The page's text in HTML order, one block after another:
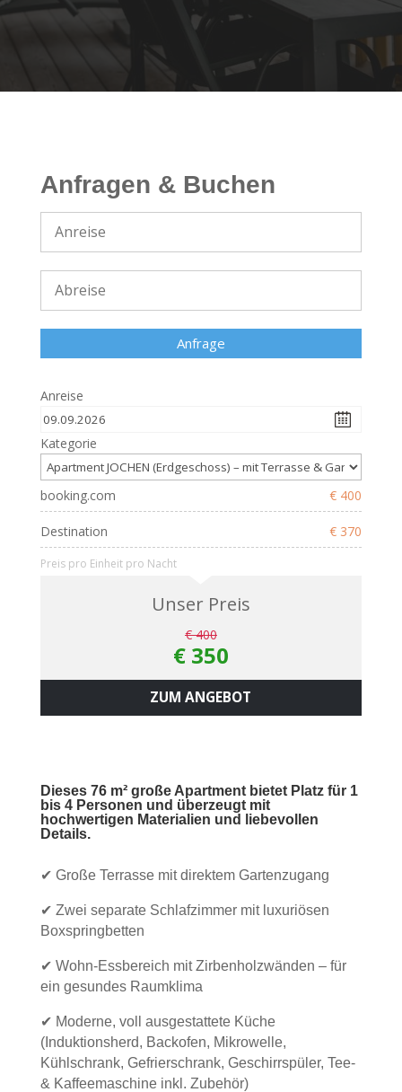
Anfragen & Buchen
Anreise
Kategorie
booking.com € 400
Destination € 370
Preis pro Einheit pro Nacht
Unser Preis
€ 400
€ 350
ZUM ANGEBOT
Dieses 76 m² große Apartment bietet Platz für 1
bis 4 Personen und überzeugt mit
hochwertigen Materialien und liebevollen
Details.
✔ Große Terrasse mit direktem Gartenzugang
✔ Zwei separate Schlafzimmer mit luxuriösen
Boxspringbetten
✔ Wohn-Essbereich mit Zirbenholzwänden – für
ein gesundes Raumklima
✔ Moderne, voll ausgestattete Küche
(Induktionsherd, Backofen, Mikrowelle,
Kühlschrank, Gefrierschrank, Geschirrspüler, Tee-
& Kaffeemaschine inkl. Zubehör)